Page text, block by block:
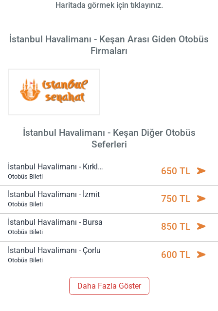
Haritada görmek için tıklayınız.
İstanbul Havalimanı - Keşan Arası Giden Otobüs
Firmaları
İstanbul Havalimanı - Keşan Diğer Otobüs
Seferleri
İstanbul Havalimanı - Kırklareli
Otobüs Bileti 650 TL
İstanbul Havalimanı - İzmit
Otobüs Bileti 750 TL
İstanbul Havalimanı - Bursa
Otobüs Bileti 850 TL
İstanbul Havalimanı - Çorlu
Otobüs Bileti 600 TL
Daha Fazla Göster